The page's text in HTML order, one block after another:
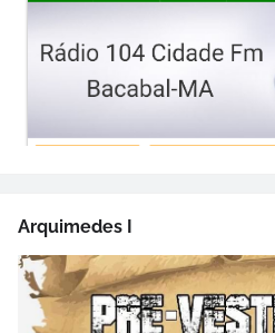
Arquimedes I